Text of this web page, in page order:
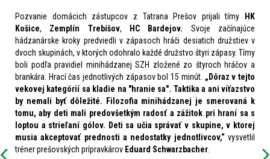
Pozvanie domácich zástupcov z Tatrana Prešov prijali tímy
HK
Košice, Zemplín Trebišov, HC Bardejov. Svoje začínajúce
hádzanárske kroky predviedli v zápasoch hráči desiatich družstiev v
dvoch skupinách, v ktorých odohralo každé družstvo štyri zápasy. Tímy
boli podľa pravidiel minihádzanej SZH zložené zo štyroch hráčov a
brankára. Hrací čas jednotlivých zápasov bol 15 minút. „Dôraz v tejto
vekovej kategórií sa kladie na "hranie sa". Taktika a ani víťazstvo
by nemali byť dôležité. Filozofia minihádzanej je smerovaná k
tomu, aby deti mali predovšetkým radosť a zážitok pri hraní sa s
loptou a strieľaní gólov. Deti sa učia správať v skupine, v ktorej
musia akceptovať prednosti a nedostatky jednotlivcov,“vysvetlil
tréner prešovských prípravkárov Eduard Schwarzbacher.